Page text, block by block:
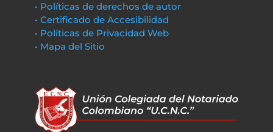
• Políticas de derechos de autor
• Certificado de Accesibilidad
• Políticas de Privacidad Web
• Mapa del Sitio